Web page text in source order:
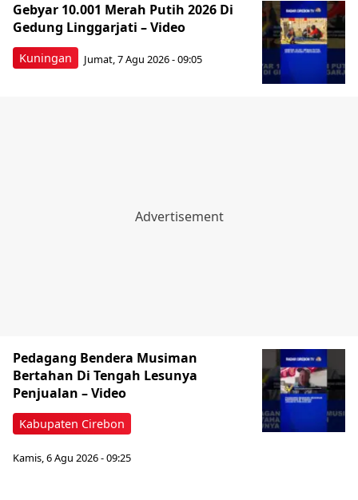
Kuningan
Gebyar 10.001 Merah Putih 2026 Di
Gedung Linggarjati – Video
Jumat, 7 Agu 2026 - 09:05
Kabupaten Cirebon
Pedagang Bendera Musiman
Bertahan Di Tengah Lesunya
Penjualan – Video
Kamis, 6 Agu 2026 - 09:25